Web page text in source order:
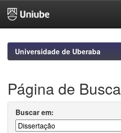
navigationUniversidade de Uberaba
Página de Busca
Buscar em: